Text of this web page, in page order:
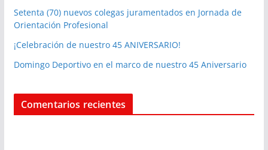
Setenta (70) nuevos colegas juramentados en Jornada de
Orientación Profesional
¡Celebración de nuestro 45 ANIVERSARIO!
Domingo Deportivo en el marco de nuestro 45 Aniversario
Comentarios recientes